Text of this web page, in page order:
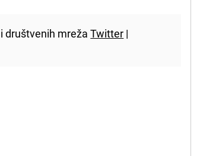
i društvenih mrežaTwitter |